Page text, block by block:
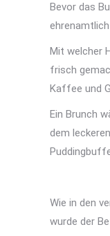
Bevor das
Mit welcher
frisch
Kaffee und
Ein Brunch
dem
Wie in den
wurde der